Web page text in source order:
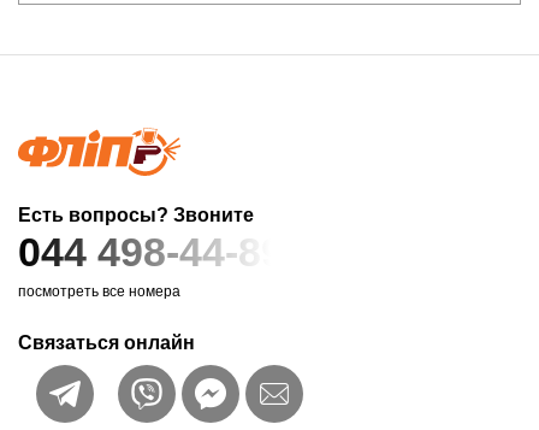
Есть вопросы? Звоните
044 498-44-89
посмотреть все номера
Связаться онлайн